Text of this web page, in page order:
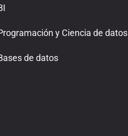
y Ciencia de datos
de datos